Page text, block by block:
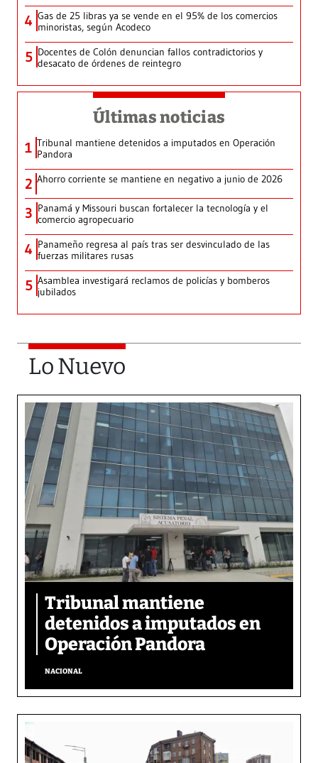
4 Gas de 25 libras ya se vende en el 95% de los comercios
minoristas, según Acodeco
5 Docentes de Colón denuncian fallos contradictorios y
desacato de órdenes de reintegro
Últimas noticias
1 Tribunal mantiene detenidos a imputados en Operación
Pandora
2 Ahorro corriente se mantiene en negativo a junio de 2026
3 Panamá y Missouri buscan fortalecer la tecnología y el
comercio agropecuario
4 Panameño regresa al país tras ser desvinculado de las
fuerzas militares rusas
5 Asamblea investigará reclamos de policías y bomberos
jubilados
Lo Nuevo
Tribunal mantiene
detenidos a imputados en
Operación Pandora
NACIONAL